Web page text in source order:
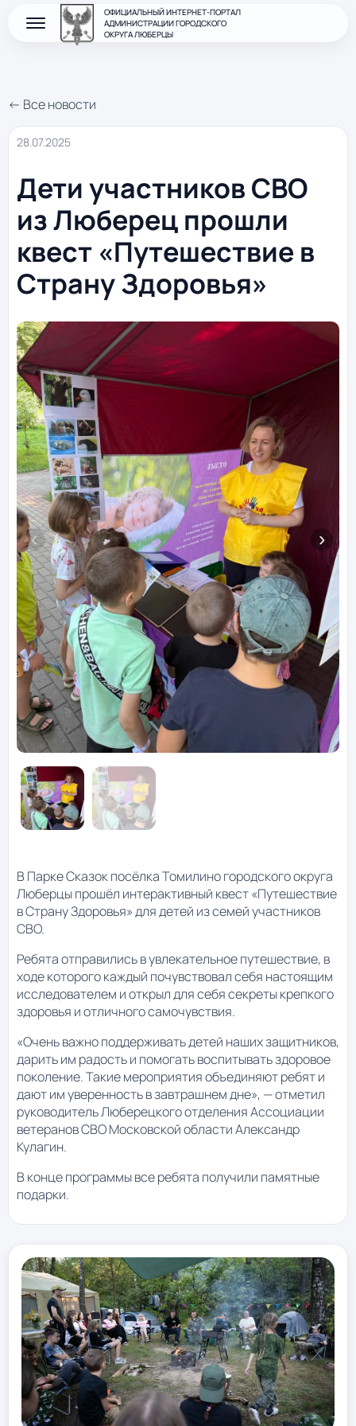
ОФИЦИАЛЬНЫЙ ИНТЕРНЕТ-ПОРТАЛ
АДМИНИСТРАЦИИ ГОРОДСКОГО
ОКРУГА ЛЮБЕРЦЫ
← Все новости
28.07.2025
Дети участников СВО
из Люберец прошли
квест «Путешествие в
Страну Здоровья»
В Парке Сказок посёлка Томилино городского округа
Люберцы прошёл интерактивный квест «Путешествие
в Страну Здоровья» для детей из семей участников
СВО.
Ребята отправились в увлекательное путешествие, в
ходе которого каждый почувствовал себя настоящим
исследователем и открыл для себя секреты крепкого
здоровья и отличного самочувствия.
«Очень важно поддерживать детей наших защитников,
дарить им радость и помогать воспитывать здоровое
поколение. Такие мероприятия объединяют ребят и
дают им уверенность в завтрашнем дне», — отметил
руководитель Люберецкого отделения Ассоциации
ветеранов СВО Московской области Александр
Кулагин.
В конце программы все ребята получили памятные
подарки.